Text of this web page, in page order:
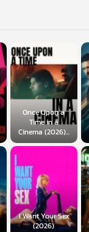
Once Upon a
Time in a
Cinema (2026)...
I Want Your Sex
(2026)